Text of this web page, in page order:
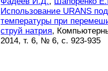
Использование URANS
температуры при
струй натрия,
2014, т. 6, № 6, с. 923-935